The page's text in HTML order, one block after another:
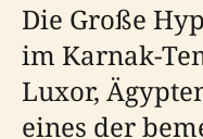
Die Große
im Karnak-
Luxor,
eines der